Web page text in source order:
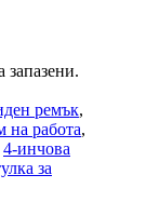
ремък,
на работа,
4-инчова
за